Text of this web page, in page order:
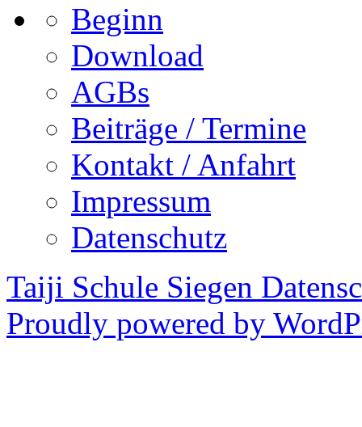
Beginn
Download
AGBs
Beiträge / Termine
Kontakt / Anfahrt
Impressum
Datenschutz
Taiji Schule Siegen
Proudly powered by